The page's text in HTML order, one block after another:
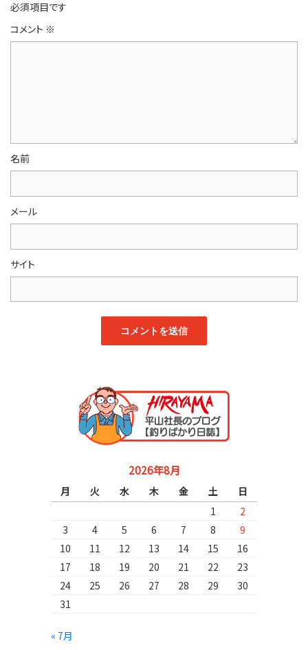
必須項目です
コメント ※
名前
メール
サイト
2026年8月
月 火 水 木 金 土
日
1
2
3
4 5 6 7 8
9
10
11 12 13 14 15
16
17
18 19 20 21 22
23
24
25 26 27 28 29
30
31
« 7月